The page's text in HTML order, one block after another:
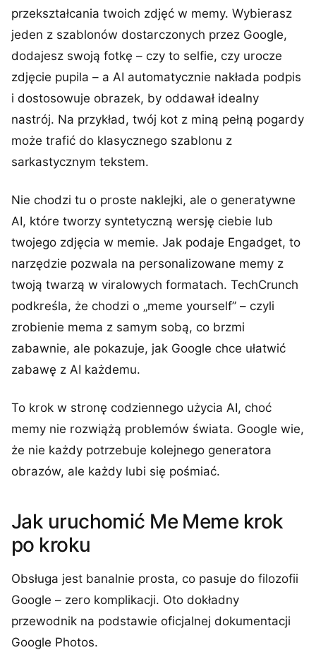
przekształcania twoich zdjęć w memy. Wybierasz
jeden z szablonów dostarczonych przez Google,
dodajesz swoją fotkę – czy to selfie, czy urocze
zdjęcie pupila – a AI automatycznie nakłada podpis
i dostosowuje obrazek, by oddawał idealny
nastrój. Na przykład, twój kot z miną pełną pogardy
może trafić do klasycznego szablonu z
sarkastycznym tekstem.
Nie chodzi tu o proste naklejki, ale o generatywne
AI, które tworzy syntetyczną wersję ciebie lub
twojego zdjęcia w memie. Jak podaje Engadget, to
narzędzie pozwala na personalizowane memy z
twoją twarzą w viralowych formatach. TechCrunch
podkreśla, że chodzi o „meme yourself” – czyli
zrobienie mema z samym sobą, co brzmi
zabawnie, ale pokazuje, jak Google chce ułatwić
zabawę z AI każdemu.
To krok w stronę codziennego użycia AI, choć
memy nie rozwiążą problemów świata. Google wie,
że nie każdy potrzebuje kolejnego generatora
obrazów, ale każdy lubi się pośmiać.
Jak uruchomić Me Meme krok
po kroku
Obsługa jest banalnie prosta, co pasuje do filozofii
Google – zero komplikacji. Oto dokładny
przewodnik na podstawie oficjalnej dokumentacji
Google Photos.